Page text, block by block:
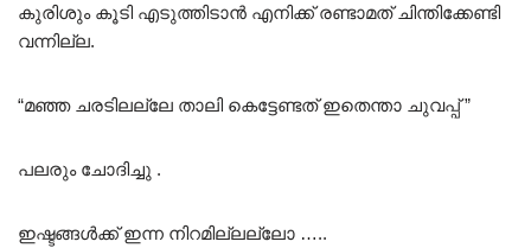
കുരിശും കൂടി എടുത്തിടാൻ എനിക്ക് രണ്ടാമത് ചിന്തിക്കേണ്ടി
വന്നില്ല.
“മഞ്ഞ ചരടിലല്ലേ താലി കെട്ടേണ്ടത് ഇതെന്താ ചുവപ്പ് ”
പലരും ചോദിച്ചു .
ഇഷ്ടങ്ങൾക്ക് ഇന്ന നിറമില്ലല്ലോ …..